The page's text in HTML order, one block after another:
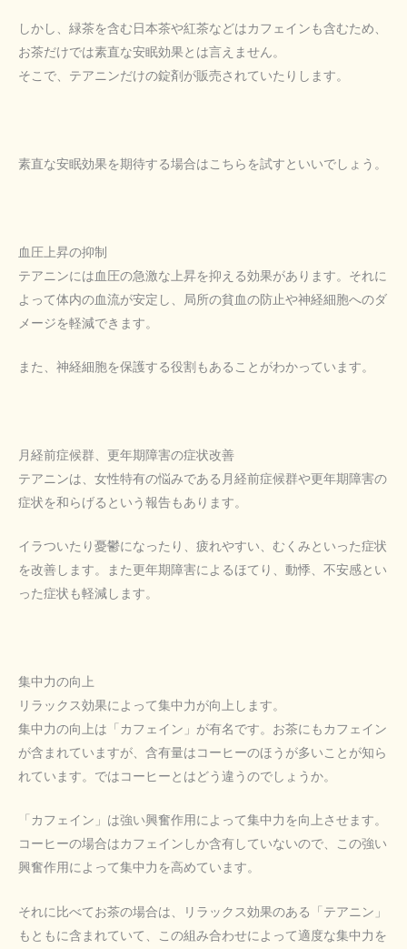
しかし、緑茶を含む日本茶や紅茶などはカフェインも含むため、
お茶だけでは素直な安眠効果とは言えません。
そこで、テアニンだけの錠剤が販売されていたりします。
素直な安眠効果を期待する場合はこちらを試すといいでしょう。
血圧上昇の抑制
テアニンには血圧の急激な上昇を抑える効果があります。それに
よって体内の血流が安定し、局所の貧血の防止や神経細胞へのダ
メージを軽減できます。
また、神経細胞を保護する役割もあることがわかっています。
月経前症候群、更年期障害の症状改善
テアニンは、女性特有の悩みである月経前症候群や更年期障害の
症状を和らげるという報告もあります。
イラついたり憂鬱になったり、疲れやすい、むくみといった症状
を改善します。また更年期障害によるほてり、動悸、不安感とい
った症状も軽減します。
集中力の向上
リラックス効果によって集中力が向上します。
集中力の向上は「カフェイン」が有名です。お茶にもカフェイン
が含まれていますが、含有量はコーヒーのほうが多いことが知ら
れています。ではコーヒーとはどう違うのでしょうか。
「カフェイン」は強い興奮作用によって集中力を向上させます。
コーヒーの場合はカフェインしか含有していないので、この強い
興奮作用によって集中力を高めています。
それに比べてお茶の場合は、リラックス効果のある「テアニン」
もともに含まれていて、この組み合わせによって適度な集中力を